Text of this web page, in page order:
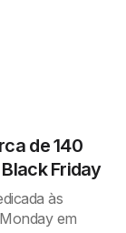
de 140
Friday
às
em